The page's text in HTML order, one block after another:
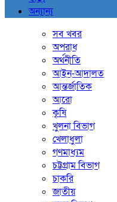
অন্যান্য
সব খবর
অপরাধ
অর্থনীতি
আইন-আদালত
আন্তর্জাতিক
আরো
কৃষি
খুলনা বিভাগ
খেলাধুলা
গণমাধ্যম
চট্টগ্রাম বিভাগ
চাকরি
জাতীয়